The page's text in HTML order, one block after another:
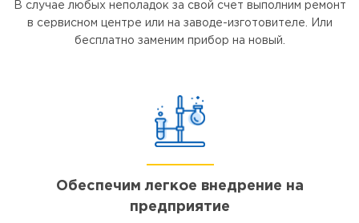
В случае любых неполадок за свой счет выполним ремонт
в сервисном центре или на заводе-изготовителе. Или
бесплатно заменим прибор на новый.
Обеспечим легкое внедрение на
предприятие